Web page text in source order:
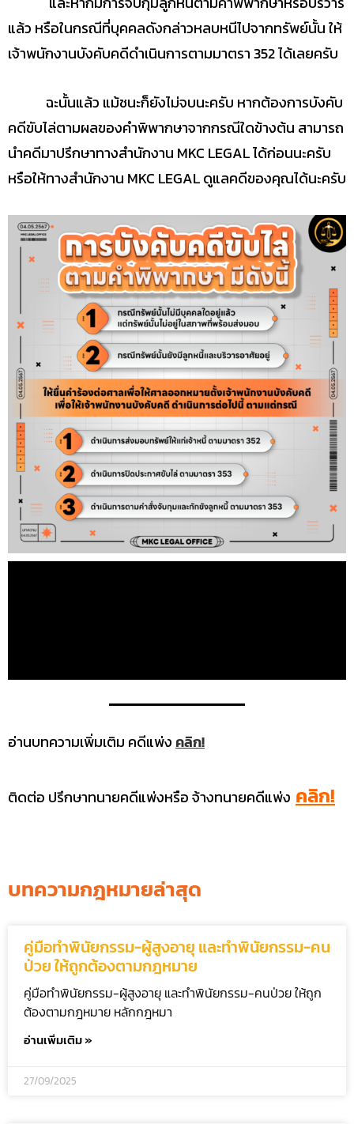
แล้ว หรือในกรณีที่บุคคลดังกล่าวหลบหนีไปจากทรัพย์นั้น ให้
เจ้าพนักงานบังคับคดีดำเนินการตามมาตรา 352 ได้เลยครับ
ฉะนั้นแล้ว แม้ชนะก็ยังไม่จบนะครับ หากต้องการบังคับ
คดีขับไล่ตามผลของคำพิพากษาจากกรณีใดข้างต้น สามารถ
นำคดีมาปรึกษาทางสำนักงาน MKC LEGAL ได้ก่อนนะครับ
หรือให้ทางสำนักงาน MKC LEGAL ดูแลคดีของคุณได้นะครับ
อ่านบทความเพิ่มเติม คดีแพ่ง คลิก!
ติดต่อ ปรึกษาทนายคดีแพ่งหรือ จ้างทนายคดีแพ่ง คลิก!
บทความกฎหมายล่าสุด
คู่มือทำพินัยกรรม-ผู้สูงอายุ และทำพินัยกรรม-คน
ป่วย ให้ถูกต้องตามกฎหมาย
คู่มือทำพินัยกรรม-ผู้สูงอายุ และทำพินัยกรรม-คนป่วย ให้ถูก
ต้องตามกฎหมาย หลักกฎหมา
อ่านเพิ่มเติม »
27/09/2025